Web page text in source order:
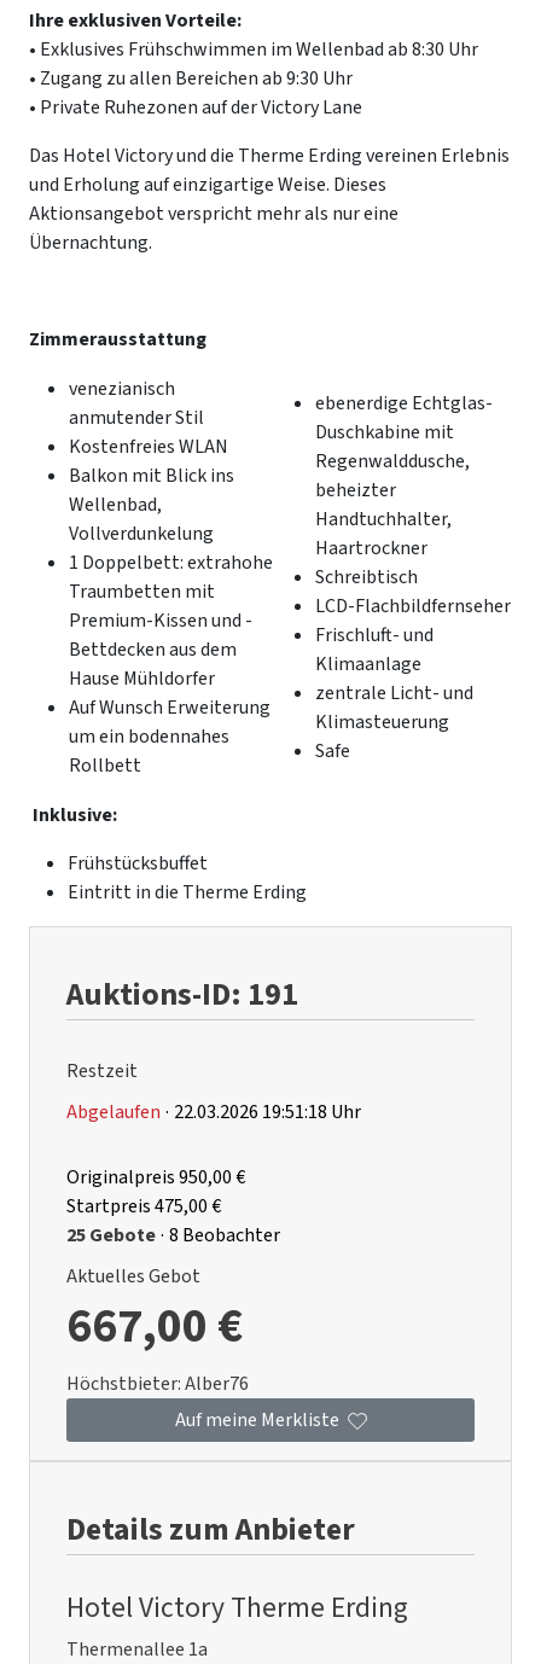
Ihre exklusiven Vorteile:
• Exklusives Frühschwimmen im Wellenbad ab 8:30 Uhr
• Zugang zu allen Bereichen ab 9:30 Uhr
• Private Ruhezonen auf der Victory Lane
Das Hotel Victory und die Therme Erding vereinen Erlebnis
und Erholung auf einzigartige Weise. Dieses
Aktionsangebot verspricht mehr als nur eine
Übernachtung.
Zimmerausstattung
venezianisch
anmutender Stil
Kostenfreies WLAN
Balkon mit Blick ins
Wellenbad,
Vollverdunkelung
1 Doppelbett: extrahohe
Traumbetten mit
Premium-Kissen und -
Bettdecken aus dem
Hause Mühldorfer
Auf Wunsch Erweiterung
um ein bodennahes
Rollbett
ebenerdige Echtglas-
Duschkabine mit
Regenwalddusche,
beheizter
Handtuchhalter,
Haartrockner
Schreibtisch
LCD-Flachbildfernseher
Frischluft- und
Klimaanlage
zentrale Licht- und
Klimasteuerung
Safe
Inklusive:
Frühstücksbuffet
Eintritt in die Therme Erding
Auktions-ID: 191
Restzeit
Abgelaufen · 22.03.2026 19:51:18 Uhr
Originalpreis950,00 €
Startpreis475,00 €
25 Gebote· 8 Beobachter
Aktuelles Gebot
667,00 €
Höchstbieter:Alber76
Auf meine Merkliste
Details zum Anbieter
Hotel Victory Therme Erding
Thermenallee 1a